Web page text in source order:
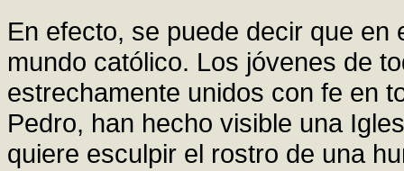
En efecto, se puede decir que
mundo católico. Los jóvenes de
estrechamente unidos con fe en
Pedro, han hecho visible una
quiere esculpir el rostro de una